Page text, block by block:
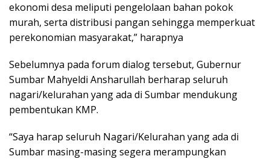
ekonomi desa meliputi pengelolaan bahan pokok
murah, serta distribusi pangan sehingga memperkuat
perekonomian masyarakat,” harapnya
Sebelumnya pada forum dialog tersebut, Gubernur
Sumbar Mahyeldi Ansharullah berharap seluruh
nagari/kelurahan yang ada di Sumbar mendukung
pembentukan KMP.
“Saya harap seluruh Nagari/Kelurahan yang ada di
Sumbar masing-masing segera merampungkan